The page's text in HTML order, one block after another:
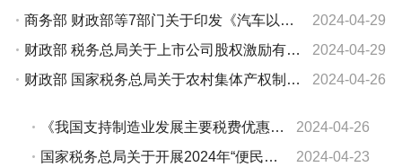
商务部 财政部等7部门关于印发《汽车以旧换新补贴实施细则》的通知
2024-04-29
财政部 税务总局关于上市公司股权激励有关个人所得税政策的公告
2024-04-29
财政部 国家税务总局关于农村集体产权制度改革土地增值税政策的公告
2024-04-26
《我国支持制造业发展主要税费优惠政策指引》发布
2024-04-26
国家税务总局关于开展2024年“便民办税春风行动”的意见
2024-04-23